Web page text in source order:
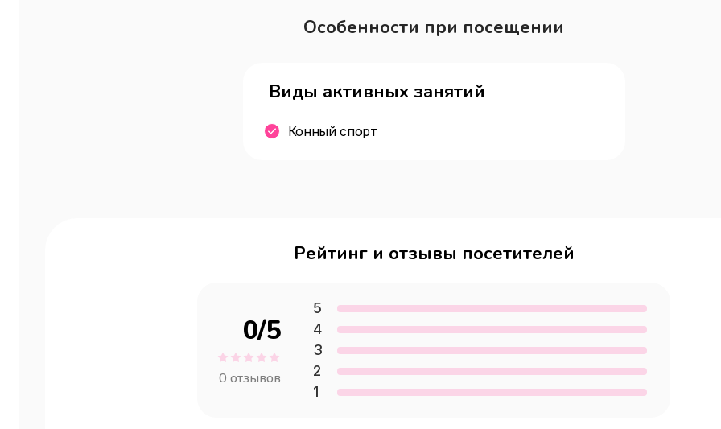
Особенности при посещении
Виды активных занятий
Конный спорт
Рейтинг и отзывы посетителей
0/5
0 отзывов
5
4
3
2
1